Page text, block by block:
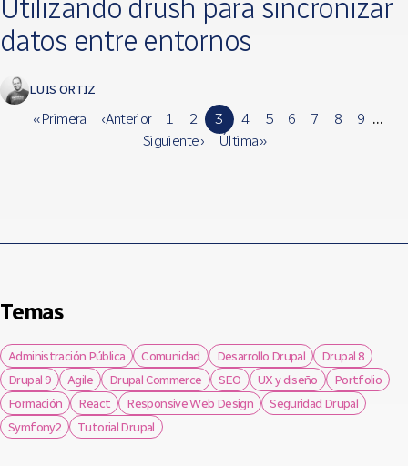
Utilizando drush para sincronizar
datos entre entornos
LUIS ORTIZ
« Primera ‹ Anterior 1 2 3 4 5 6 7 8 9 …
Siguiente ›
Última »
Temas
Administración Pública Comunidad Desarrollo Drupal
Drupal 8
Drupal 9
Agile Drupal Commerce SEO UX y diseño
Portfolio
Formación
React Responsive Web Design
Seguridad Drupal
Symfony2
Tutorial Drupal